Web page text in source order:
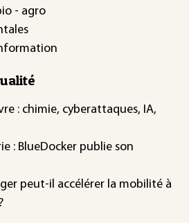
- agro
: chimie, cyberattaques, IA,
: BlueDocker publie son
peut-il accélérer la mobilité à